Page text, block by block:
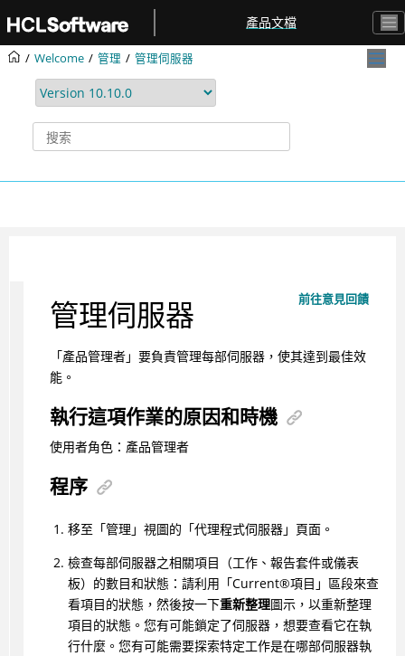
產品文檔
Welcome 管理 管理伺服器
前往意見回饋
管理伺服器
「產品管理者」要負責管理每部伺服器，使其達到最佳效
能。
執行這項作業的原因和時機
使用者角色：產品管理者
程序
移至「管理」視圖的「代理程式伺服器」頁面。
檢查每部伺服器之相關項目（工作、報告套件或儀表
板）的數目和狀態：請利用「Current®項目」區段來查
看項目的狀態，然後按一下重新整理圖示，以重新整理
項目的狀態。您有可能鎖定了伺服器，想要查看它在執
行什麼。您有可能需要探索特定工作是在哪部伺服器執